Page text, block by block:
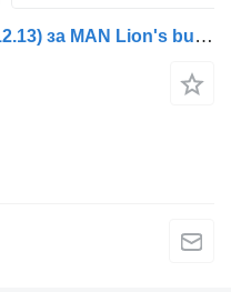
MAN LIONS CITY A26 (01.98-12.13) за MAN Lion's bus (1991-)